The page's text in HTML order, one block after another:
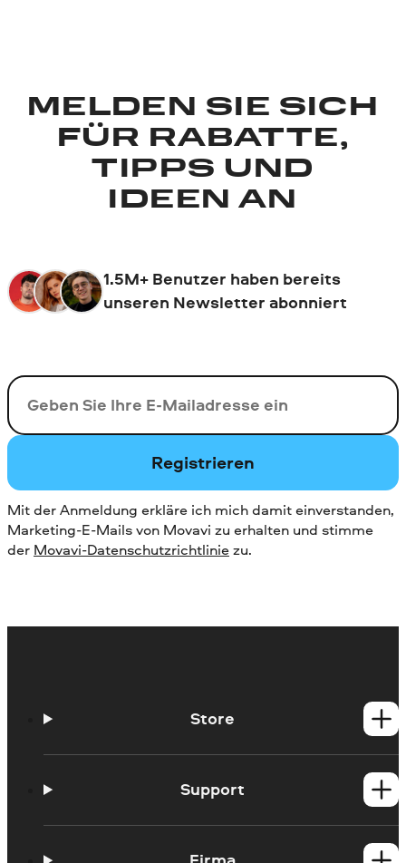
MELDEN SIE SICH
FÜR RABATTE,
TIPPS UND
IDEEN AN
1.5M+ Benutzer haben bereits
unseren Newsletter abonniert
Ihre E-Mail-Addresse
Registrieren
Mit der Anmeldung erkläre ich mich damit einverstanden,
Marketing-E-Mails von Movavi zu erhalten und stimme
der Movavi-Datenschutzrichtliniezu.
Store
Mac-Produkte
Support